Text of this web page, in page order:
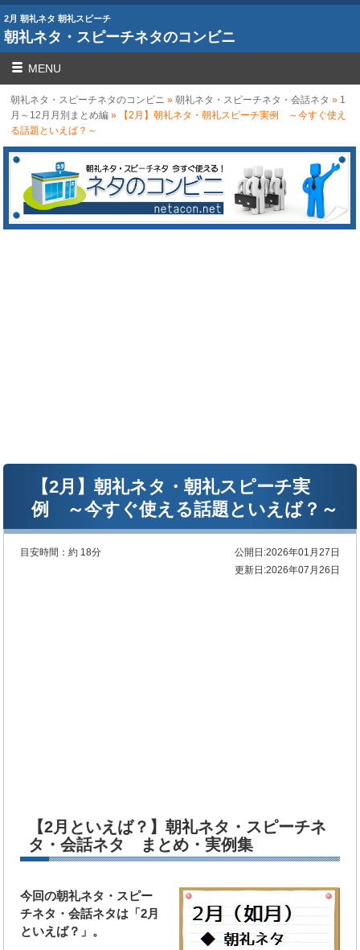
2月 朝礼ネタ 朝礼スピーチ
朝礼ネタ・スピーチネタのコンビニ
MENU
朝礼ネタ・スピーチネタのコンビニ »朝礼ネタ・スピーチネタ・会話ネタ » 1
月～12月月別まとめ編 » 【2月】朝礼ネタ・朝礼スピーチ実例 ～今すぐ使え
る話題といえば？～
【2月】朝礼ネタ・朝礼スピーチ実
例 ～今すぐ使える話題といえば？～
目安時間：約 18分
公開日:2026年01月27日
更新日:2026年07月26日
【2月といえば？】朝礼ネタ・スピーチネ
タ・会話ネタ まとめ・実例集
今回の朝礼ネタ・スピー
チネタ・会話ネタは「2月
といえば？」。